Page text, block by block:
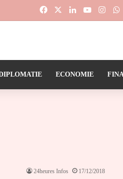
FacebookLinkedinYouTube
ECONOMIE
24heures Infos 17/12/2018